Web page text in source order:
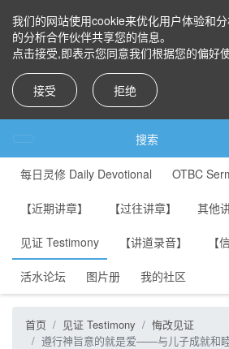
我们的网站使用cookie来优化用户体验和
的分析合作伙伴共享您的信息。
点击接受,即表示您同意我们根据您的偏好
接受 拒绝
搜索
每日灵修 Daily Devotional OTBC
【近期讲章】 【过往讲章】 其他
见证 Testimony 【讲道录音】 【
活水论坛 图片册 我的社区
首页 见证 Testimony
悔改见证
遵行神旨意的就是爱——与儿子成就和